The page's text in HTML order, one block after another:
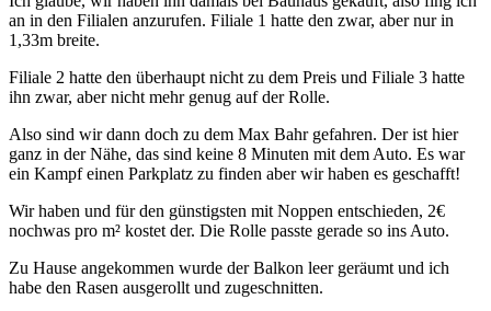
an in den Filialen anzurufen. Filiale 1 hatte den zwar, aber nur in
1,33m breite.
Filiale 2 hatte den überhaupt nicht zu dem Preis und Filiale 3 hatte
ihn zwar, aber nicht mehr genug auf der Rolle.
Also sind wir dann doch zu dem Max Bahr gefahren. Der ist hier
ganz in der Nähe, das sind keine 8 Minuten mit dem Auto. Es war
ein Kampf einen Parkplatz zu finden aber wir haben es geschafft!
Wir haben und für den günstigsten mit Noppen entschieden, 2€
nochwas pro m² kostet der. Die Rolle passte gerade so ins Auto.
Zu Hause angekommen wurde der Balkon leer geräumt und ich
habe den Rasen ausgerollt und zugeschnitten.